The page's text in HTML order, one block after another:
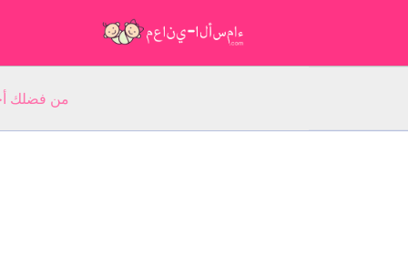
من فضلك أجب عن 5 أسئلة عن